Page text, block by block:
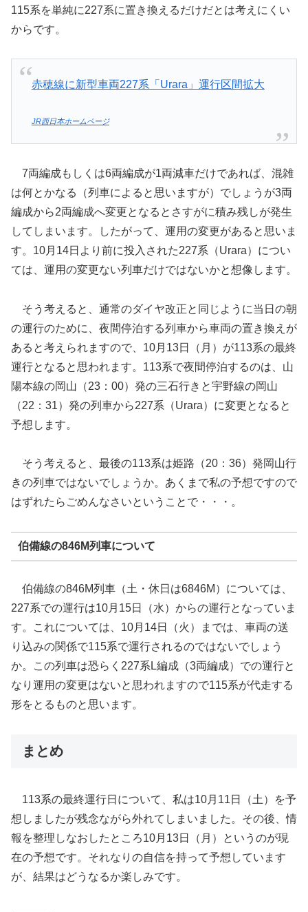
115系を単純に227系に置き換えるだけだとは考えにくい
からです。
赤穂線に新型車両227系「Urara」運行区間拡大
JR西日本ホームページ
7両編成もしくは6両編成が1両減車だけであれば、混雑
は何とかなる（列車によると思いますが）でしょうが3両
編成から2両編成へ変更となるとさすがに積み残しが発生
してしまいます。したがって、運用の変更があると思いま
す。10月14日より前に投入された227系（Urara）につい
ては、運用の変更ない列車だけではないかと想像します。
そう考えると、通常のダイヤ改正と同じように当日の朝
の運行のために、夜間停泊する列車から車両の置き換えが
あると考えられますので、10月13日（月）が113系の最終
運行となると思われます。113系で夜間停泊するのは、山
陽本線の岡山（23：00）発の三石行きと宇野線の岡山
（22：31）発の列車から227系（Urara）に変更となると
予想します。
そう考えると、最後の113系は姫路（20：36）発岡山行
きの列車ではないでしょうか。あくまで私の予想ですので
はずれたらごめんなさいということで・・・。
伯備線の846M列車について
伯備線の846M列車（土・休日は6846M）については、
227系での運行は10月15日（水）からの運行となっていま
す。これについては、10月14日（火）までは、車両の送
り込みの関係で115系で運行されるのではないでしょう
か。この列車は恐らく227系L編成（3両編成）での運行と
なり運用の変更はないと思われますので115系が代走する
形をとるものと思います。
まとめ
113系の最終運行日について、私は10月11日（土）を予
想しましたが残念ながら外れてしまいました。その後、情
報を整理しなおしたところ10月13日（月）というのが現
在の予想です。それなりの自信を持って予想しています
が、結果はどうなるか楽しみです。